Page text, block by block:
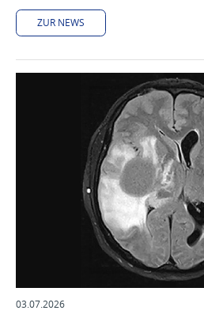
ZUR NEWS
03.07.2026